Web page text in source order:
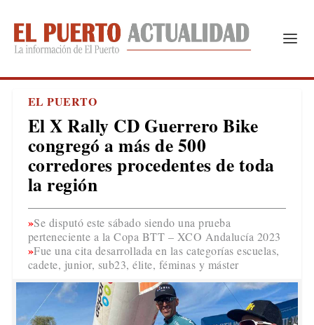
EL PUERTO
El X Rally CD Guerrero Bike
congregó a más de 500
corredores procedentes de toda
la región
Se disputó este sábado siendo una prueba
perteneciente a la Copa BTT – XCO Andalucía 2023
Fue una cita desarrollada en las categorías escuelas,
cadete, junior, sub23, élite, féminas y máster